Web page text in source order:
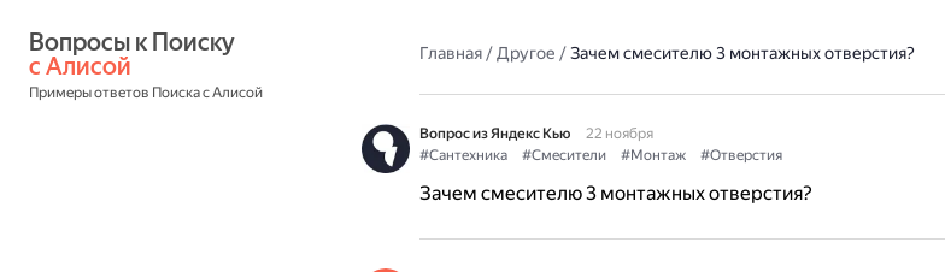
с Алисой
Примеры ответов Поиска с Алисой
Главная/Другое /Зачем смесителю 3 монтажных отверстия?
Вопрос из Яндекс Кью
22 ноября
#Сантехника
#Смесители #Монтаж #Отверстия
Зачем смесителю 3 монтажных отверстия?